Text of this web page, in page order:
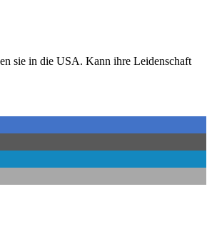
sie in die USA. Kann ihre Leidenschaft